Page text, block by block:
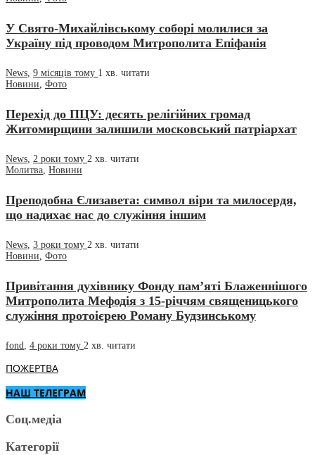
У Свято-Михайлівському соборі молилися за
Україну під проводом Митрополита Епіфанія
News, 9 місяців тому 1 хв. читати
Новини, Фото
Перехід до ПЦУ: десять релігійних громад
Житомирщини залишили московський патріархат
News 2 роки тому 2 хв. читати
Молитва Новини
Преподобна Єлизавета: символ віри та милосердя,
що надихає нас до служіння іншим
News 3 роки тому 2 хв. читати
Новини Фото
Привітання духівнику Фонду пам’яті Блаженнішого
Митрополита Мефодія з 15-річчям священицького
служіння протоієрею Роману Будзинському
fond 4 роки тому 2 хв. читати
ПОЖЕРТВА
НАШ ТЕЛЕГРАМ
Соц.медіа
Категорії